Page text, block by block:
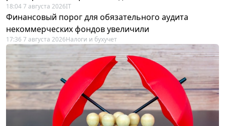
18:04 7 августа 2026IT
Финансовый порог для обязательного аудита
некоммерческих фондов увеличили
17:36 7 августа 2026Налоги и бухучет